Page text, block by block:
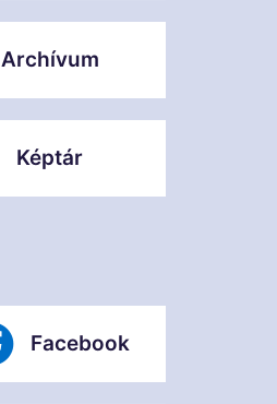
Archívum
Képtár
Facebook